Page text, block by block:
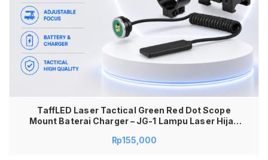
TaffLED Laser Tactical Green Red Dot Scope
Mount Baterai Charger – JG-1 Lampu Laser Hijau
Scope Adjustable Lampu Dot Hijau Merah Laser
Rp155,000